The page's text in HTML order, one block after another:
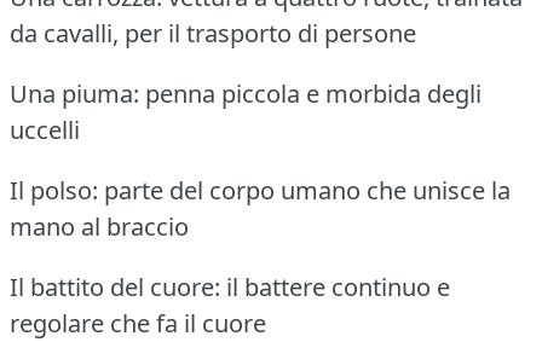
da cavalli, per il trasporto di persone
Una piuma: penna piccola e morbida degli
uccelli
Il polso: parte del corpo umano che unisce la
mano al braccio
Il battito del cuore: il battere continuo e
regolare che fa il cuore